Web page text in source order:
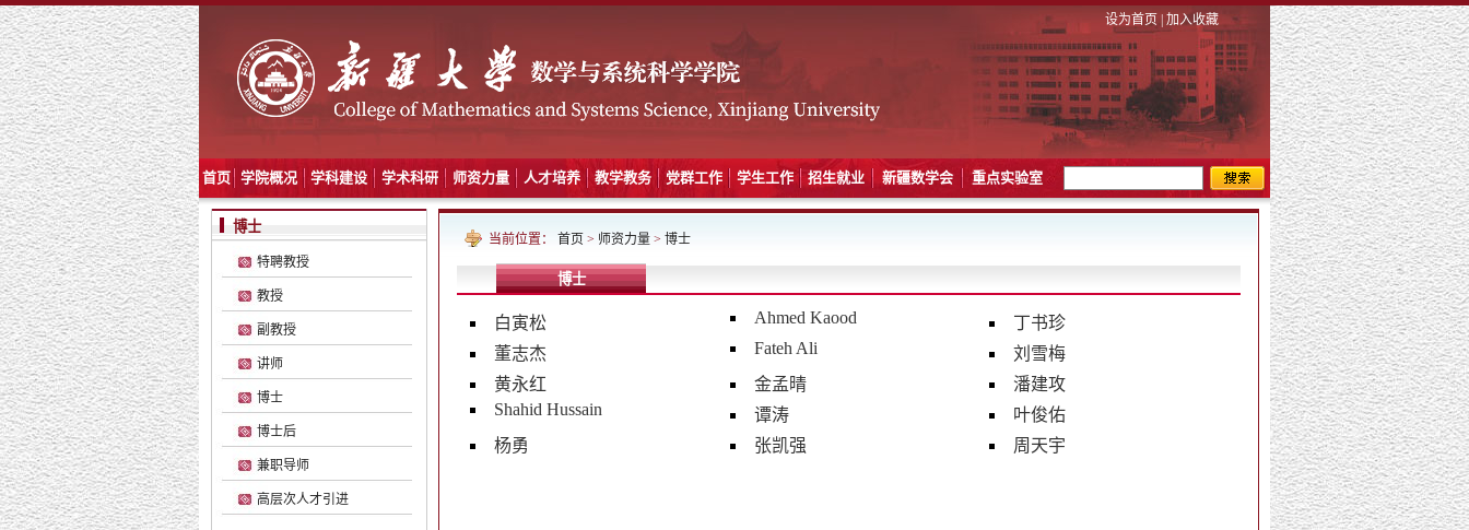
设为首页 | 加入收藏
首页 学院概况 学科建设 学术科研 师资力量 人才培养 教学教务 党群工作 学生工作 招生就业 新疆数学会 重点实验室
博士
特聘教授
教授
副教授
讲师
博士
博士后
兼职导师
高层次人才引进
当前位置： 首页 > 师资力量 > 博士
博士
白寅松 Ahmed Kaood
丁书珍
董志杰
Fateh Ali
刘雪梅
黄永红
金孟晴
潘建攻
Shahid Hussain
谭涛
叶俊佑
杨勇
张凯强 周天宇